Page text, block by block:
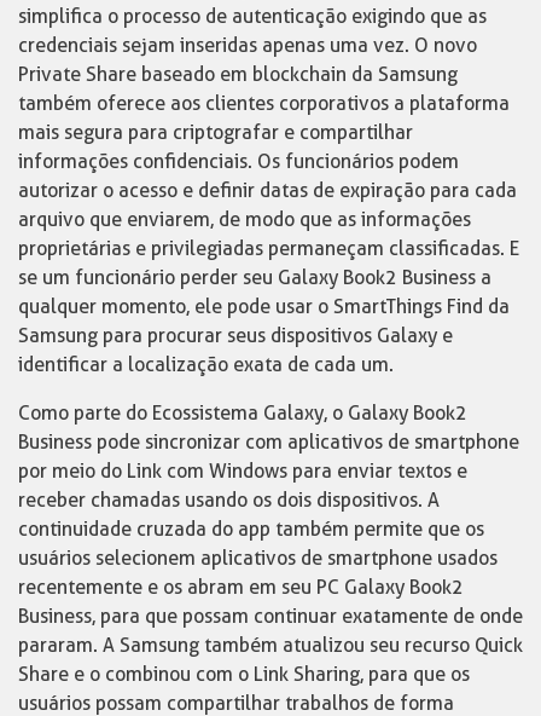
simplifica o processo de autenticação exigindo que as
credenciais sejam inseridas apenas uma vez. O novo
Private Share baseado em blockchain da Samsung
também oferece aos clientes corporativos a plataforma
mais segura para criptografar e compartilhar
informações confidenciais. Os funcionários podem
autorizar o acesso e definir datas de expiração para cada
arquivo que enviarem, de modo que as informações
proprietárias e privilegiadas permaneçam classificadas. E
se um funcionário perder seu Galaxy Book2 Business a
qualquer momento, ele pode usar o SmartThings Find da
Samsung para procurar seus dispositivos Galaxy e
identificar a localização exata de cada um.
Como parte do Ecossistema Galaxy, o Galaxy Book2
Business pode sincronizar com aplicativos de smartphone
por meio do Link com Windows para enviar textos e
receber chamadas usando os dois dispositivos. A
continuidade cruzada do app também permite que os
usuários selecionem aplicativos de smartphone usados ​​
recentemente e os abram em seu PC Galaxy Book2
Business, para que possam continuar exatamente de onde
pararam. A Samsung também atualizou seu recurso Quick
Share e o combinou com o Link Sharing, para que os
usuários possam compartilhar trabalhos de forma